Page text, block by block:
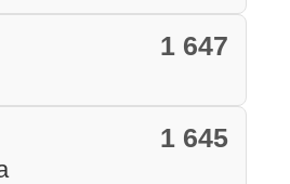
1 647
1 645